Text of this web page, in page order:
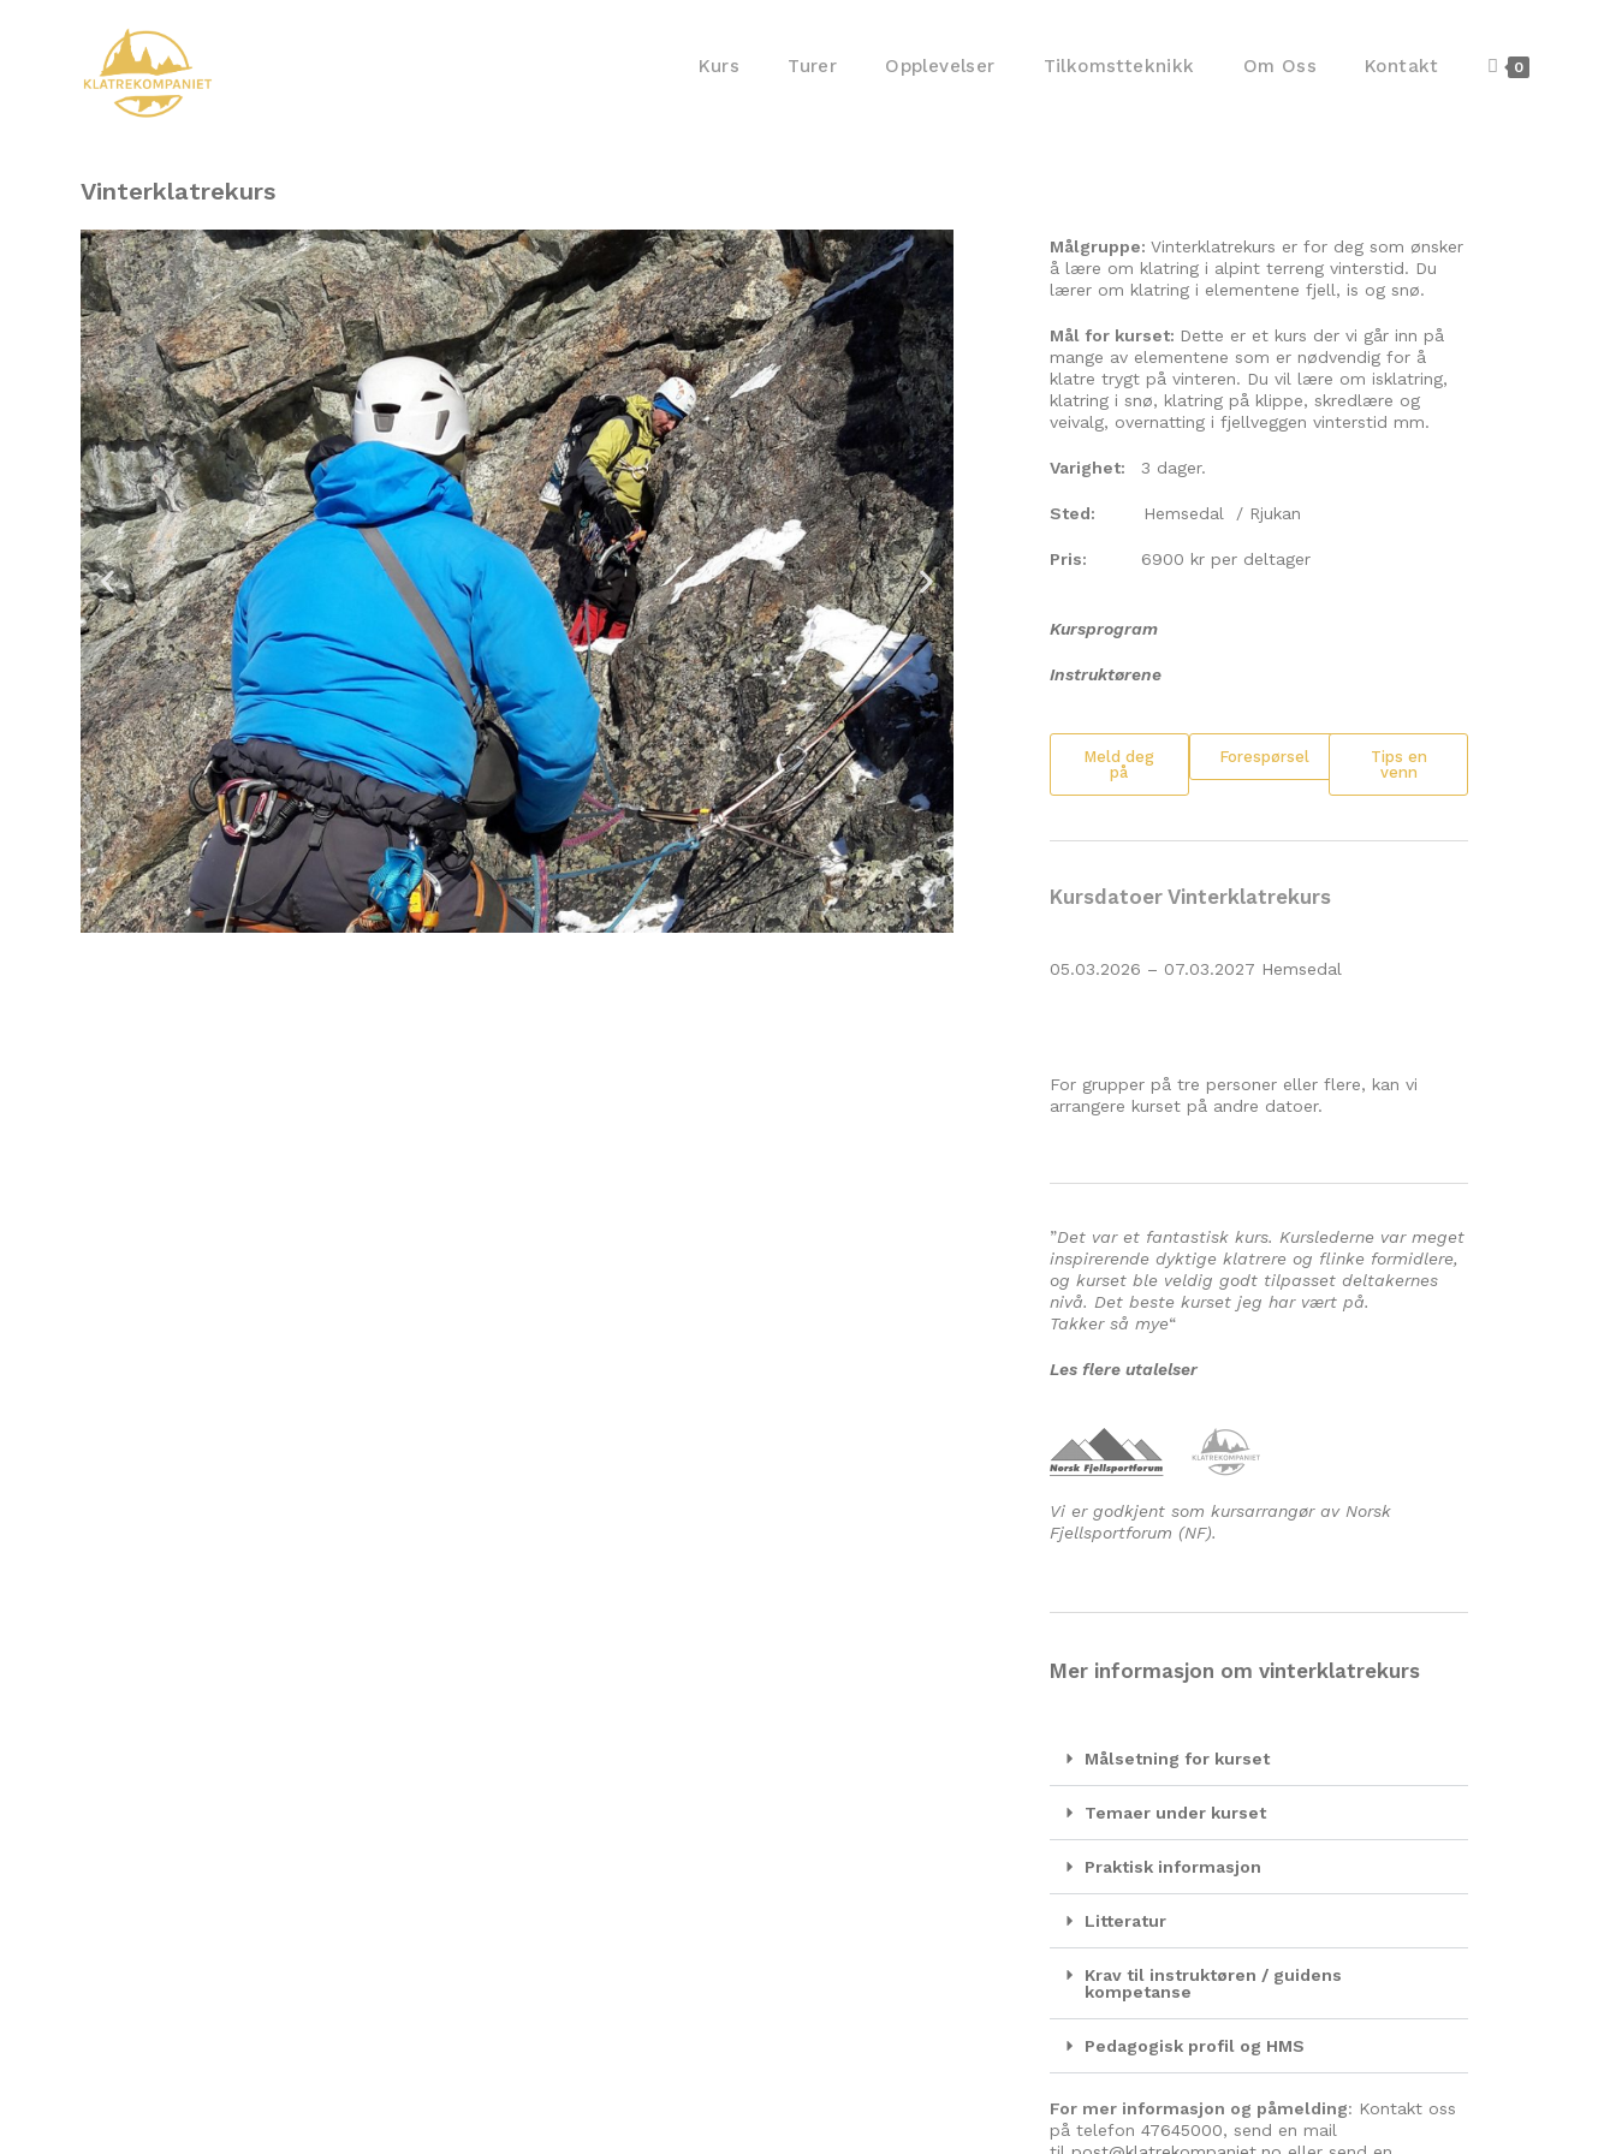
Kurs Turer Opplevelser Tilkomstteknikk Om Oss Kontakt 0
Vinterklatrekurs
Målgruppe: Vinterklatrekurs er for deg som ønsker
å lære om klatring i alpint terreng vinterstid. Du
lærer om klatring i elementene fjell, is og snø.
Mål for kurset: Dette er et kurs der vi går inn på
mange av elementene som er nødvendig for å
klatre trygt på vinteren. Du vil lære om isklatring,
klatring i snø, klatring på klippe, skredlære og
veivalg, overnatting i fjellveggen vinterstid mm.
Varighet: 3 dager.
Sted: Hemsedal / Rjukan
Pris: 6900 kr per deltager
Kursprogram
Instruktørene
Meld deg
på
Forespørsel
Tips en
venn
Kursdatoer Vinterklatrekurs
05.03.2026 – 07.03.2027 Hemsedal
For grupper på tre personer eller flere, kan vi
arrangere kurset på andre datoer.
”Det var et fantastisk kurs. Kurslederne var meget
inspirerende dyktige klatrere og flinke formidlere,
og kurset ble veldig godt tilpasset deltakernes
nivå. Det beste kurset jeg har vært på.
Takker så mye“
Les flere utalelser
Vi er godkjent som kursarrangør av Norsk
Fjellsportforum (NF).
Mer informasjon om vinterklatrekurs
Målsetning for kurset
Temaer under kurset
Praktisk informasjon
Litteratur
Krav til instruktøren / guidens
kompetanse
Pedagogisk profil og HMS
For mer informasjon og påmelding: Kontakt oss
på telefon 47645000, send en mail